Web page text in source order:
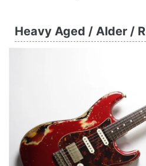
Heavy Aged / Alder / R